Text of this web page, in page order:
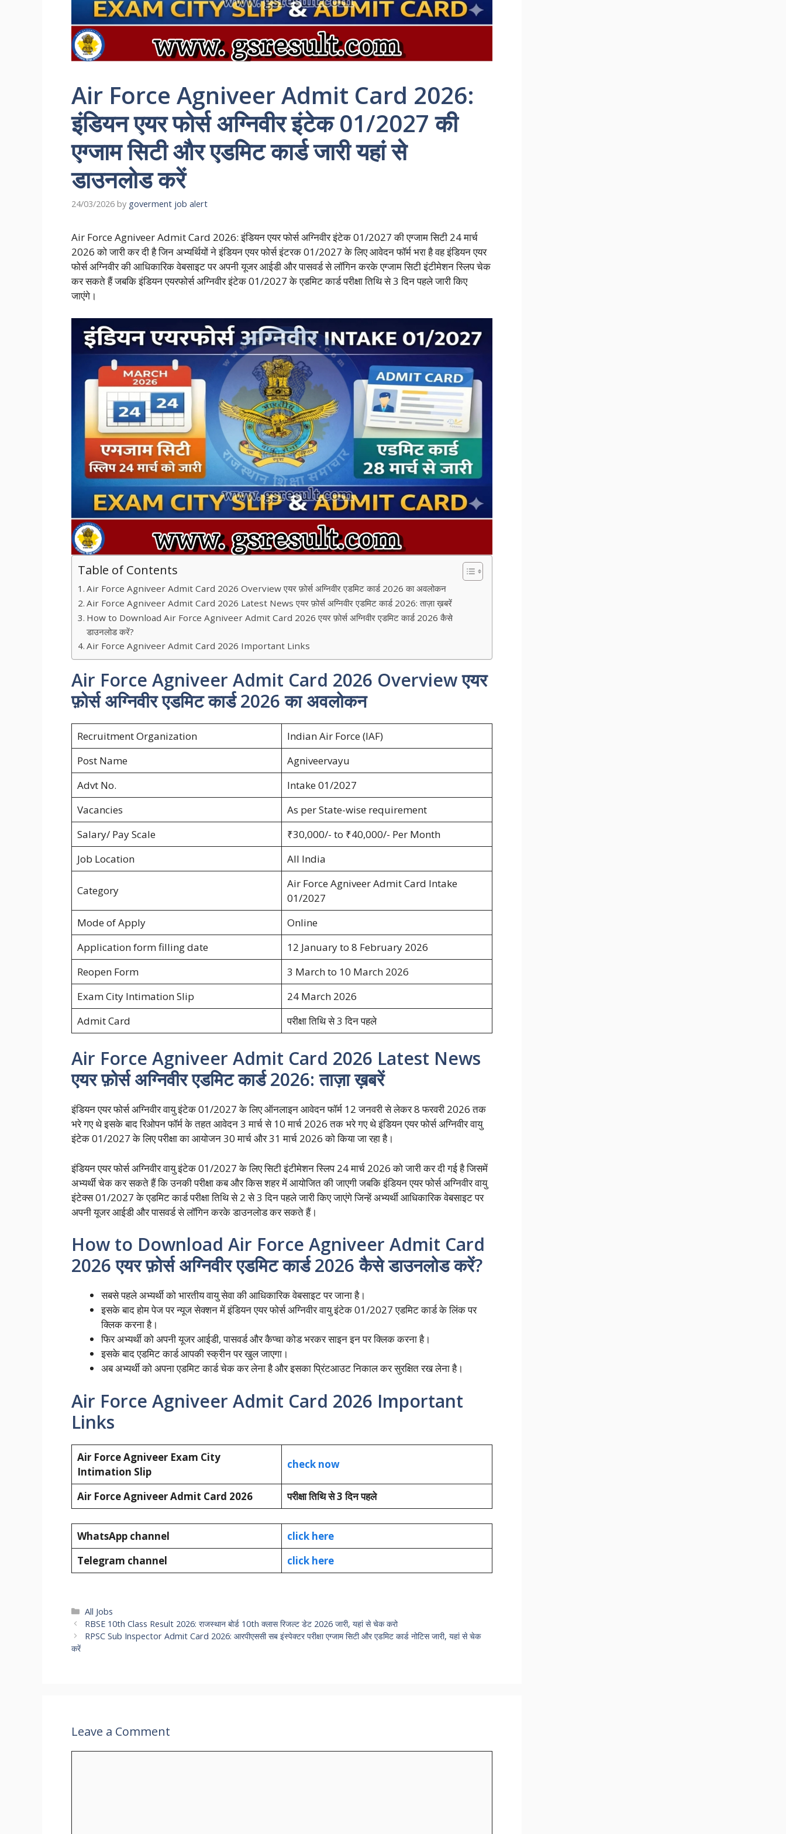
Air Force Agniveer Admit Card 2026:
इंडियन एयर फोर्स अग्निवीर इंटेक 01/2027 की
एग्जाम सिटी और एडमिट कार्ड जारी यहां से
डाउनलोड करें
24/03/2026 by goverment job alert
Air Force Agniveer Admit Card 2026: इंडियन एयर फोर्स अग्निवीर इंटेक 01/2027 की एग्जाम सिटी 24 मार्च
2026 को जारी कर दी है जिन अभ्यर्थियों ने इंडियन एयर फोर्स इंटरक 01/2027 के लिए आवेदन फॉर्म भरा है वह इंडियन एयर
फोर्स अग्निवीर की आधिकारिक वेबसाइट पर अपनी यूजर आईडी और पासवर्ड से लॉगिन करके एग्जाम सिटी इंटीमेशन स्लिप चेक
कर सकते हैं जबकि इंडियन एयरफोर्स अग्निवीर इंटेक 01/2027 के एडमिट कार्ड परीक्षा तिथि से 3 दिन पहले जारी किए
जाएंगे।
Table of Contents
Air Force Agniveer Admit Card 2026 Overview एयर फ़ोर्स अग्निवीर एडमिट कार्ड 2026 का अवलोकन
Air Force Agniveer Admit Card 2026 Latest News एयर फ़ोर्स अग्निवीर एडमिट कार्ड 2026: ताज़ा ख़बरें
How to Download Air Force Agniveer Admit Card 2026 एयर फ़ोर्स अग्निवीर एडमिट कार्ड 2026 कैसे
डाउनलोड करें?
Air Force Agniveer Admit Card 2026 Important Links
Air Force Agniveer Admit Card 2026 Overview एयर
फ़ोर्स अग्निवीर एडमिट कार्ड 2026 का अवलोकन
Recruitment Organization
Indian Air Force (IAF)
Post Name
Agniveervayu
Advt No.
Intake 01/2027
Vacancies
As per State-wise requirement
Salary/ Pay Scale
₹30,000/- to ₹40,000/- Per Month
Job Location
All India
Category
Air Force Agniveer Admit Card Intake
01/2027
Mode of Apply
Online
Application form filling date
12 January to 8 February 2026
Reopen Form
3 March to 10 March 2026
Exam City Intimation Slip
24 March 2026
Admit Card
परीक्षा तिथि से 3 दिन पहले
Air Force Agniveer Admit Card 2026 Latest News
एयर फ़ोर्स अग्निवीर एडमिट कार्ड 2026: ताज़ा ख़बरें
इंडियन एयर फोर्स अग्निवीर वायु इंटेक 01/2027 के लिए ऑनलाइन आवेदन फॉर्म 12 जनवरी से लेकर 8 फरवरी 2026 तक
भरे गए थे इसके बाद रिओपन फॉर्म के तहत आवेदन 3 मार्च से 10 मार्च 2026 तक भरे गए थे इंडियन एयर फोर्स अग्निवीर वायु
इंटेक 01/2027 के लिए परीक्षा का आयोजन 30 मार्च और 31 मार्च 2026 को किया जा रहा है।
इंडियन एयर फोर्स अग्निवीर वायु इंटेक 01/2027 के लिए सिटी इंटीमेशन स्लिप 24 मार्च 2026 को जारी कर दी गई है जिसमें
अभ्यर्थी चेक कर सकते हैं कि उनकी परीक्षा कब और किस शहर में आयोजित की जाएगी जबकि इंडियन एयर फोर्स अग्निवीर वायु
इंटेक्स 01/2027 के एडमिट कार्ड परीक्षा तिथि से 2 से 3 दिन पहले जारी किए जाएंगे जिन्हें अभ्यर्थी आधिकारिक वेबसाइट पर
अपनी यूजर आईडी और पासवर्ड से लॉगिन करके डाउनलोड कर सकते हैं।
How to Download Air Force Agniveer Admit Card
2026 एयर फ़ोर्स अग्निवीर एडमिट कार्ड 2026 कैसे डाउनलोड करें?
सबसे पहले अभ्यर्थी को भारतीय वायु सेवा की आधिकारिक वेबसाइट पर जाना है।
इसके बाद होम पेज पर न्यूज सेक्शन में इंडियन एयर फोर्स अग्निवीर वायु इंटेक 01/2027 एडमिट कार्ड के लिंक पर
क्लिक करना है।
फिर अभ्यर्थी को अपनी यूजर आईडी, पासवर्ड और कैप्चा कोड भरकर साइन इन पर क्लिक करना है।
इसके बाद एडमिट कार्ड आपकी स्क्रीन पर खुल जाएगा।
अब अभ्यर्थी को अपना एडमिट कार्ड चेक कर लेना है और इसका प्रिंटआउट निकाल कर सुरक्षित रख लेना है।
Air Force Agniveer Admit Card 2026 Important
Links
Air Force Agniveer Exam City
Intimation Slip
check now
Air Force Agniveer Admit Card 2026 परीक्षा तिथि से 3 दिन पहले
WhatsApp channel
click here
Telegram channel
click here
Categories
All Jobs
RBSE 10th Class Result 2026: राजस्थान बोर्ड 10th क्लास रिजल्ट डेट 2026 जारी, यहां से चेक करो
RPSC Sub Inspector Admit Card 2026: आरपीएससी सब इंस्पेक्टर परीक्षा एग्जाम सिटी और एडमिट कार्ड नोटिस जारी, यहां से चेक
करें
Leave a Comment